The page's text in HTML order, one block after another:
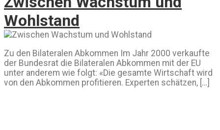
Wohlstand
Zu den Bilateralen Abkommen Im Jahr 2000 verkaufte
der Bundesrat die Bilateralen Abkommen mit der EU
unter anderem wie folgt: «Die gesamte Wirtschaft wird
von den Abkommen profitieren. Experten schätzen, […]